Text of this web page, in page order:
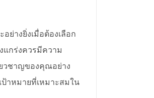
ย่างยิ่งเมื่อต้องเลือก
แกร่งควรมีความ
วชาญของคุณอย่าง
าหมายที่เหมาะสมใน